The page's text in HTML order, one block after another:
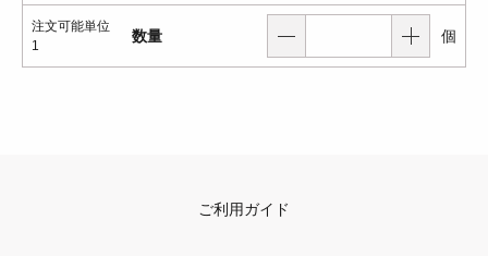
注文可能単位
1
数量 個
ご利用ガイド